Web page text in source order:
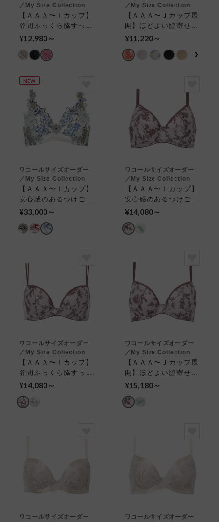
／My Size Collection
【ＡＡＡ〜Ｉカップ】
谷間ふっくら脇すっき
り ３／４カップブラ
¥12,980～
／My Size Collection
【ＡＡＡ〜Ｊカップ展
開】ほどよい脇寄せと
自然なまるみ ４／５
¥11,220～
NEW
ワコールサイズオーダー
／My Size Collection
【ＡＡＡ〜Ｉカップ】
安心感のあるつけごこ
ち フルカップブラ
¥33,000～
ワコールサイズオーダー
／My Size Collection
【ＡＡＡ〜Ｉカップ】
安心感のあるつけごこ
ち フルカップブラ
¥14,080～
ワコールサイズオーダー
／My Size Collection
【ＡＡＡ〜Ｉカップ】
谷間ふっくら脇すっき
り ３／４カップブラ
¥14,080～
ワコールサイズオーダー
／My Size Collection
【ＡＡＡ〜Ｊカップ展
開】ほどよい脇寄せと
自然なまるみ ４／５
¥15,180～
ワコールサイズオーダー ワコールサイズオーダー